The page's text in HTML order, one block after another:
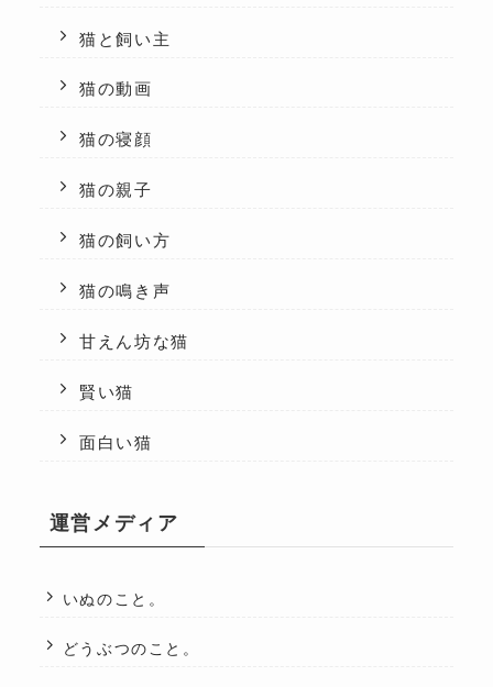
猫と飼い主
猫の動画
猫の寝顔
猫の親子
猫の飼い方
猫の鳴き声
甘えん坊な猫
賢い猫
面白い猫
運営メディア
いぬのこと。
どうぶつのこと。